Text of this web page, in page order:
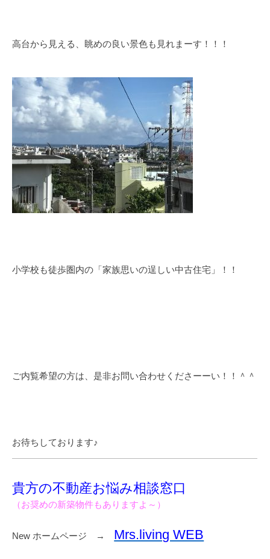
高台から見える、眺めの良い景色も見れまーす！！！
小学校も徒歩圏内の「家族思いの逞しい中古住宅」！！
ご内覧希望の方は、是非お問い合わせくださーーい！！＾＾
お待ちしております♪
貴方の不動産お悩み相談窓口
（お奨めの新築物件もありますよ～）
New ホームページ → Mrs.living WEB